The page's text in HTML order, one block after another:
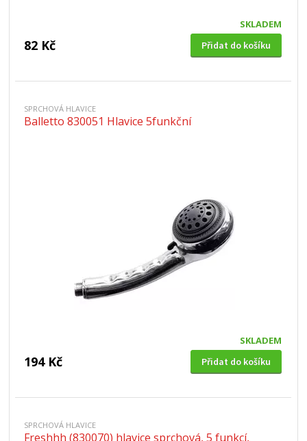
SKLADEM
82 Kč Přidat do košíku
SPRCHOVÁ HLAVICE
Balletto 830051 Hlavice 5funkční
SKLADEM
194 Kč Přidat do košíku
SPRCHOVÁ HLAVICE
Freshhh (830070) hlavice sprchová, 5 funkcí,